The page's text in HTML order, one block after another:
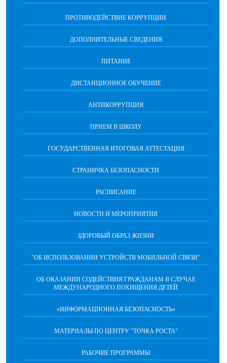
ПРОТИВОДЕЙСТВИЕ КОРРУПЦИИ
ДОПОЛНИТЕЛЬНЫЕ СВЕДЕНИЯ
ПИТАНИЕ
ДИСТАНЦИОННОЕ ОБУЧЕНИЕ
АНТИКОРРУПЦИЯ
ПРИЕМ В ШКОЛУ
ГОСУДАРСТВЕННАЯ ИТОГОВАЯ АТТЕСТАЦИЯ
СТРАНИЧКА БЕЗОПАСНОСТИ
РАСПИСАНИЕ
НОВОСТИ И МЕРОПРИЯТИЯ
ЗДОРОВЫЙ ОБРАЗ ЖИЗНИ
"ОБ ИСПОЛЬЗОВАНИИ УСТРОЙСТВ МОБИЛЬНОЙ СВЯЗИ"
ОБ ОКАЗАНИИ СОДЕЙСТВИЯ ГРАЖДАНАМ В СЛУЧАЕ
МЕЖДУНАРОДНОГО ПОХИЩЕНИЯ ДЕТЕЙ
«ИНФОРМАЦИОННАЯ БЕЗОПАСНОСТЬ»
МАТЕРИАЛЫ ПО ЦЕНТРУ "ТОЧКА РОСТА"
РАБОЧИЕ ПРОГРАММЫ